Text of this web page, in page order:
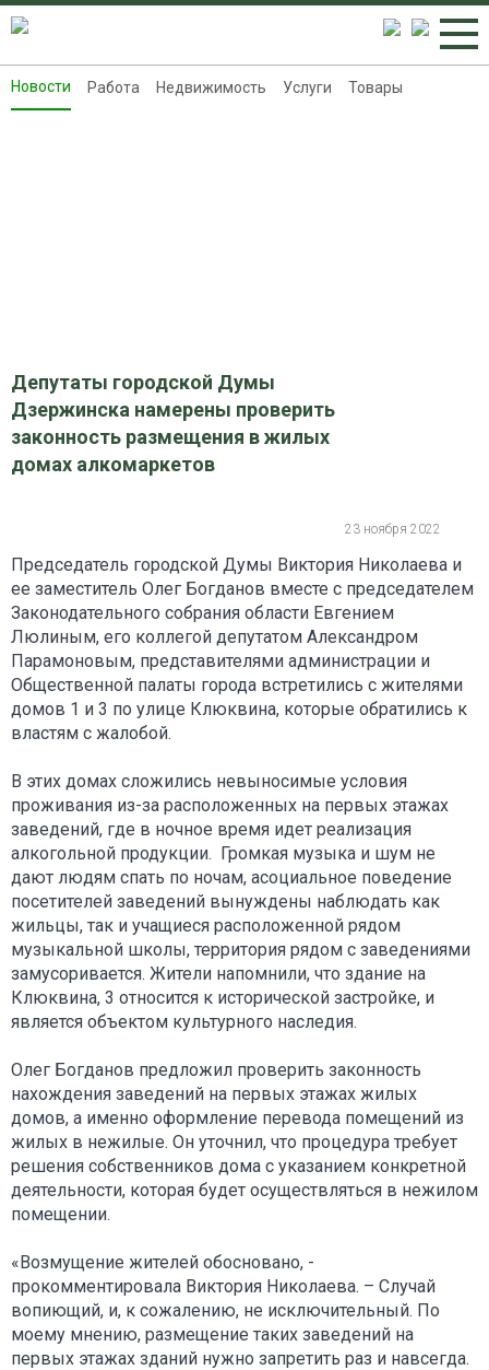
Новости
Новости Работа Недвижимость Услуги Товары
Депутаты городской Думы
Дзержинска намерены проверить
законность размещения в жилых
домах алкомаркетов
23 ноября 2022
Председатель городской Думы Виктория Николаева и
ее заместитель Олег Богданов вместе с председателем
Законодательного собрания области Евгением
Люлиным, его коллегой депутатом Александром
Парамоновым, представителями администрации и
Общественной палаты города встретились с жителями
домов 1 и 3 по улице Клюквина, которые обратились к
властям с жалобой.
В этих домах сложились невыносимые условия
проживания из-за расположенных на первых этажах
заведений, где в ночное время идет реализация
алкогольной продукции. Громкая музыка и шум не
дают людям спать по ночам, асоциальное поведение
посетителей заведений вынуждены наблюдать как
жильцы, так и учащиеся расположенной рядом
музыкальной школы, территория рядом с заведениями
замусоривается. Жители напомнили, что здание на
Клюквина, 3 относится к исторической застройке, и
является объектом культурного наследия.
Олег Богданов предложил проверить законность
нахождения заведений на первых этажах жилых
домов, а именно оформление перевода помещений из
жилых в нежилые. Он уточнил, что процедура требует
решения собственников дома с указанием конкретной
деятельности, которая будет осуществляться в нежилом
помещении.
«Возмущение жителей обосновано, -
прокомментировала Виктория Николаева. – Случай
вопиющий, и, к сожалению, не исключительный. По
моему мнению, размещение таких заведений на
первых этажах зданий нужно запретить раз и навсегда.